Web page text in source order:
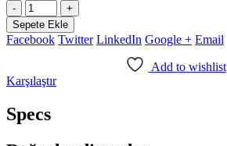
-
+
Sepete Ekle
Facebook Twitter LinkedIn Google + Email
Add to wishlist
Karşılaştır
Specs